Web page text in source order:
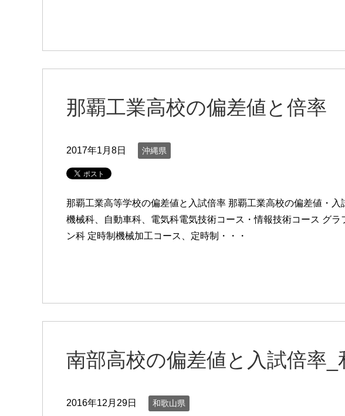
那覇工業高校の偏差値と倍率
2017年1月8日 沖縄県
那覇工業高等学校の偏差値と入試倍率 那覇工業高校の偏差値・
機械科、自動車科、電気科電気技術コース・情報技術コース グラ
ン科 定時制機械加工コース、定時制・・・
南部高校の偏差値と入試倍率_
2016年12月29日 和歌山県